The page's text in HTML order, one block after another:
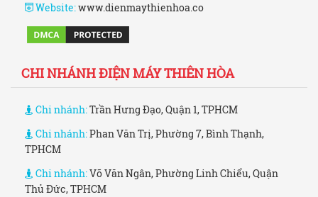
Website:www.dienmaythienhoa.co
CHI NHÁNH ĐIỆN MÁY THIÊN HÒA
Chi nhánh:Trần Hưng Đạo, Quận 1, TPHCM
Chi nhánh:Phan Văn Trị, Phường 7, Bình Thạnh,
TPHCM
Chi nhánh:Võ Văn Ngân, Phường Linh Chiểu, Quận
Thủ Đức, TPHCM